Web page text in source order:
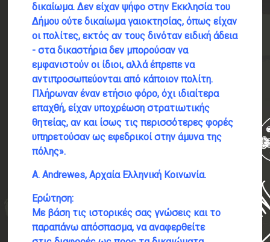
δικαίωμα. Δεν είχαν ψήφο στην Εκκλησία του
Δήμου ούτε δικαίωμαγαιοκτησίας, όπως είχαν
οι πολίτες, εκτός αν τους δινόταν ειδική άδεια
- σταδικαστήρια δεν μπορούσαν να
εμφανιστούν οι ίδιοι, αλλά έπρεπε να
αντιπροσωπεύονται από κάποιον πολίτη.
Πλήρωναν έναν ετήσιο φόρο, όχι ιδιαίτερα
επαχθή, είχαν υποχρέωση στρατιωτικής
θητείας, αν και ίσως τις περισσότερες φορές
υπηρετούσαν ως εφεδρικοί στην άμυνα της
πόλης».
A. Andrewes, Αρχαία Ελληνική Κοινωνία.
Ερώτηση:
Με βάση τις ιστορικές σας γνώσεις και το
παραπάνω απόσπασμα, να αναφερθείτε